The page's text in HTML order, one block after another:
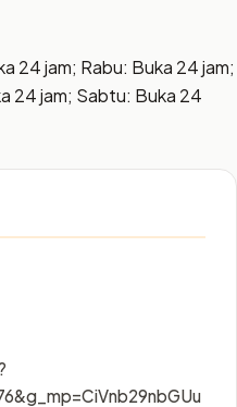
24 jam; Rabu: Buka 24 jam;
24 jam; Sabtu: Buka 24